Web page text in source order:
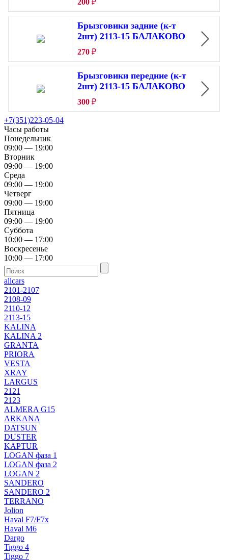
200 ₽
Брызговики задние (к-т
2шт) 2113-15 БАЛАКОВО
270 ₽
Брызговики передние (к-т
2шт) 2113-15 БАЛАКОВО
300 ₽
+7(351)223-05-04
Часы работы
Понедельник
09:00 — 19:00
Вторник
09:00 — 19:00
Среда
09:00 — 19:00
Четверг
09:00 — 19:00
Пятница
09:00 — 19:00
Суббота
10:00 — 17:00
Воскресенье
10:00 — 17:00
allcars
2101-2107
2108-09
2110-12
2113-15
KALINA
KALINA 2
GRANTA
PRIORA
VESTA
XRAY
LARGUS
2121
2123
ALMERA G15
ARKANA
DATSUN
DUSTER
KAPTUR
LOGAN фаза 1
LOGAN фаза 2
LOGAN 2
SANDERO
SANDERO 2
TERRANO
Jolion
Haval F7/F7x
Haval M6
Dargo
Tiggo 4
Tiggo 7